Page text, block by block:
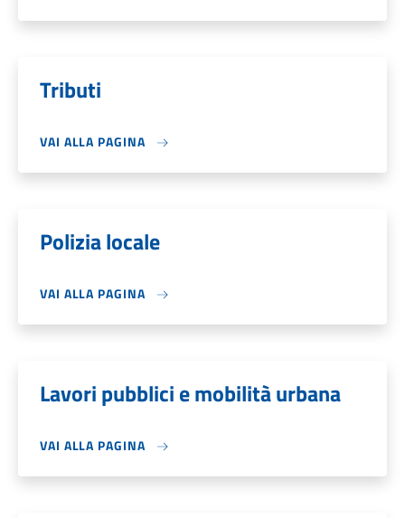
Tributi
VAI ALLA PAGINA
Polizia locale
VAI ALLA PAGINA
Lavori pubblici e mobilità urbana
VAI ALLA PAGINA